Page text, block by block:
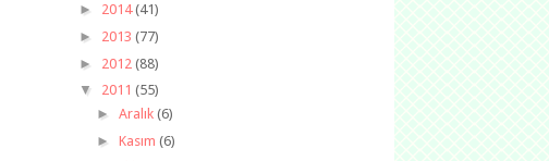
► 2014(41)
► 2013 (77)
► 2012 (88)
▼ 2011 (55)
► Aralık (6)
► Kasım (6)